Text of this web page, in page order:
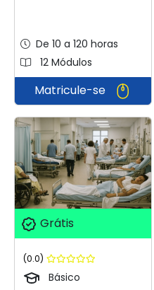
De 10 a 120 horas
12 Módulos
Matricule-se
Grátis
(0.0)
Básico